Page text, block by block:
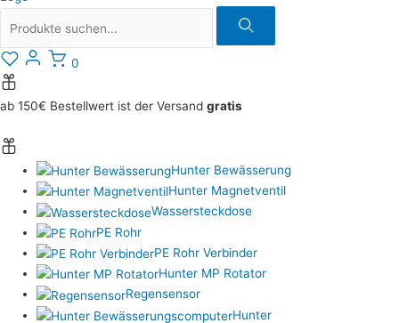
0
ab 150€ Bestellwert ist der Versand gratis
Hunter Bewässerung
Hunter Magnetventil
Wassersteckdose
PE Rohr
PE Rohr Verbinder
Hunter MP Rotator
Regensensor
Hunter